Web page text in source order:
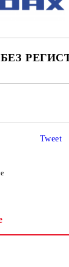
за лични
Tweet